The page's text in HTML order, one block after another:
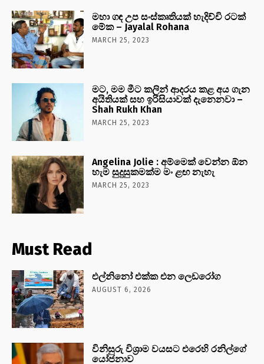
මහා ගඳ උප සංස්කෘතියක් හැදිච්චි රටක්
මේක – Jayalal Rohana
MARCH 25, 2023
මට, මම මීට කලින් ආදරය කළ අය ගැන
අයිතියක් සහ ඉරිසියාවක් දැනෙනවා –
Shah Rukh Khan
MARCH 25, 2023
Angelina Jolie : අම්මෙක් වෙන්න ඕන
හැම සුදුසුකමක්ම මං ළඟ නැහැ
MARCH 25, 2023
Must Read
එල්නිනෝ එක්ක එන ලෙඩරෝග
AUGUST 6, 2026
විනිසුරු විශ්‍රාම වයසට එරෙහි රනිල්ගේ
යෝජනාව